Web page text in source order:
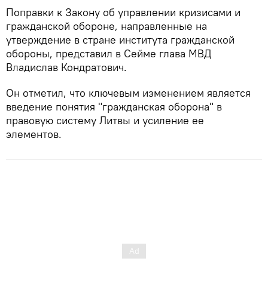
Поправки к Закону об управлении кризисами и
гражданской обороне, направленные на
утверждение в стране института гражданской
обороны, представил в Сейме глава МВД
Владислав Кондратович.
Он отметил, что ключевым изменением является
введение понятия "гражданская оборона" в
правовую систему Литвы и усиление ее
элементов.